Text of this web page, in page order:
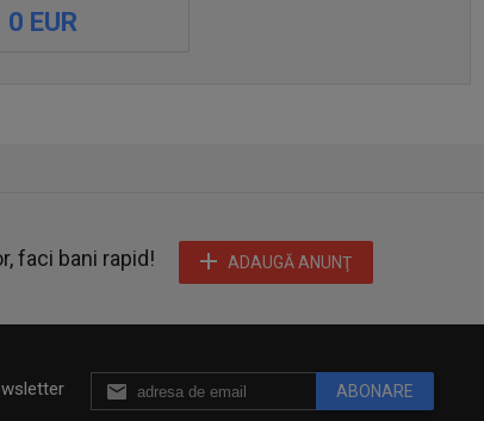
0 EUR
faci bani rapid! ADAUGĂ ANUNŢ
ABONARE